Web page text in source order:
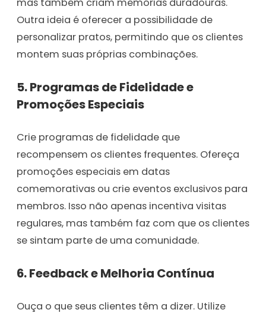
mas também criam memórias duradouras.
Outra ideia é oferecer a possibilidade de
personalizar pratos, permitindo que os clientes
montem suas próprias combinações.
5.Programas de Fidelidade e
Promoções Especiais
Crie programas de fidelidade que
recompensem os clientes frequentes. Ofereça
promoções especiais em datas
comemorativas ou crie eventos exclusivos para
membros. Isso não apenas incentiva visitas
regulares, mas também faz com que os clientes
se sintam parte de uma comunidade.
6.Feedback e Melhoria Contínua
Ouça o que seus clientes têm a dizer. Utilize